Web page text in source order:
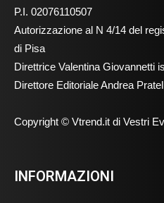
P.I. 02076110507
Autorizzazione al N 4/14 del
di Pisa
Direttrice Valentina Giovannetti
Direttore Editoriale Andrea
Copyright © Vtrend.it di Vestri
INFORMAZIONI